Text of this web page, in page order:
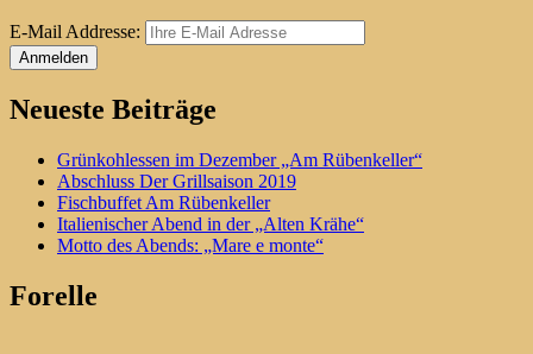
E-Mail Addresse:
Neueste Beiträge
Grünkohlessen im Dezember „Am Rübenkeller“
Abschluss Der Grillsaison 2019
Fischbuffet Am Rübenkeller
Italienischer Abend in der „Alten Krähe“
Motto des Abends: „Mare e monte“
Forelle